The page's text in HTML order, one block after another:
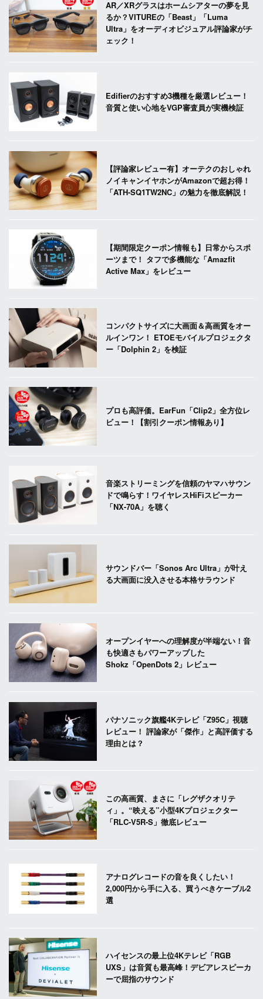
AR／XRグラスはホームシアターの夢を見
るか？VITUREの「Beast」「Luma
Ultra」をオーディオビジュアル評論家がチ
ェック！
Edifierのおすすめ3機種を厳選レビュー！
音質と使い心地をVGP審査員が実機検証
【評論家レビュー有】オーテクのおしゃれ
ノイキャンイヤホンがAmazonで超お得！
「ATH-SQ1TW2NC」の魅力を徹底解説！
【期間限定クーポン情報も】日常からスポ
ーツまで！ タフで多機能な「Amazfit
Active Max」をレビュー
コンパクトサイズに大画面＆高画質をオー
ルインワン！ ETOEモバイルプロジェクタ
ー「Dolphin 2」を検証
プロも高評価。EarFun「Clip2」全方位レ
ビュー！【割引クーポン情報あり】
音楽ストリーミングを信頼のヤマハサウン
ドで鳴らす！ワイヤレスHiFiスピーカー
「NX-70A」を聴く
サウンドバー「Sonos Arc Ultra」が叶え
る大画面に没入させる本格サラウンド
オープンイヤーへの理解度が半端ない！音
も快適さもパワーアップした
Shokz「OpenDots 2」レビュー
パナソニック旗艦4Kテレビ「Z95C」視聴
レビュー！ 評論家が「傑作」と高評価する
理由とは？
この高画質、まさに「レグザクオリテ
ィ」。“映える”小型4Kプロジェクター
「RLC-V5R-S」徹底レビュー
アナログレコードの音を良くしたい！
2,000円から手に入る、買うべきケーブル2
選
ハイセンスの最上位4Kテレビ「RGB
UXS」は音質も最高峰！デビアレスピーカ
ーで屈指のサウンド